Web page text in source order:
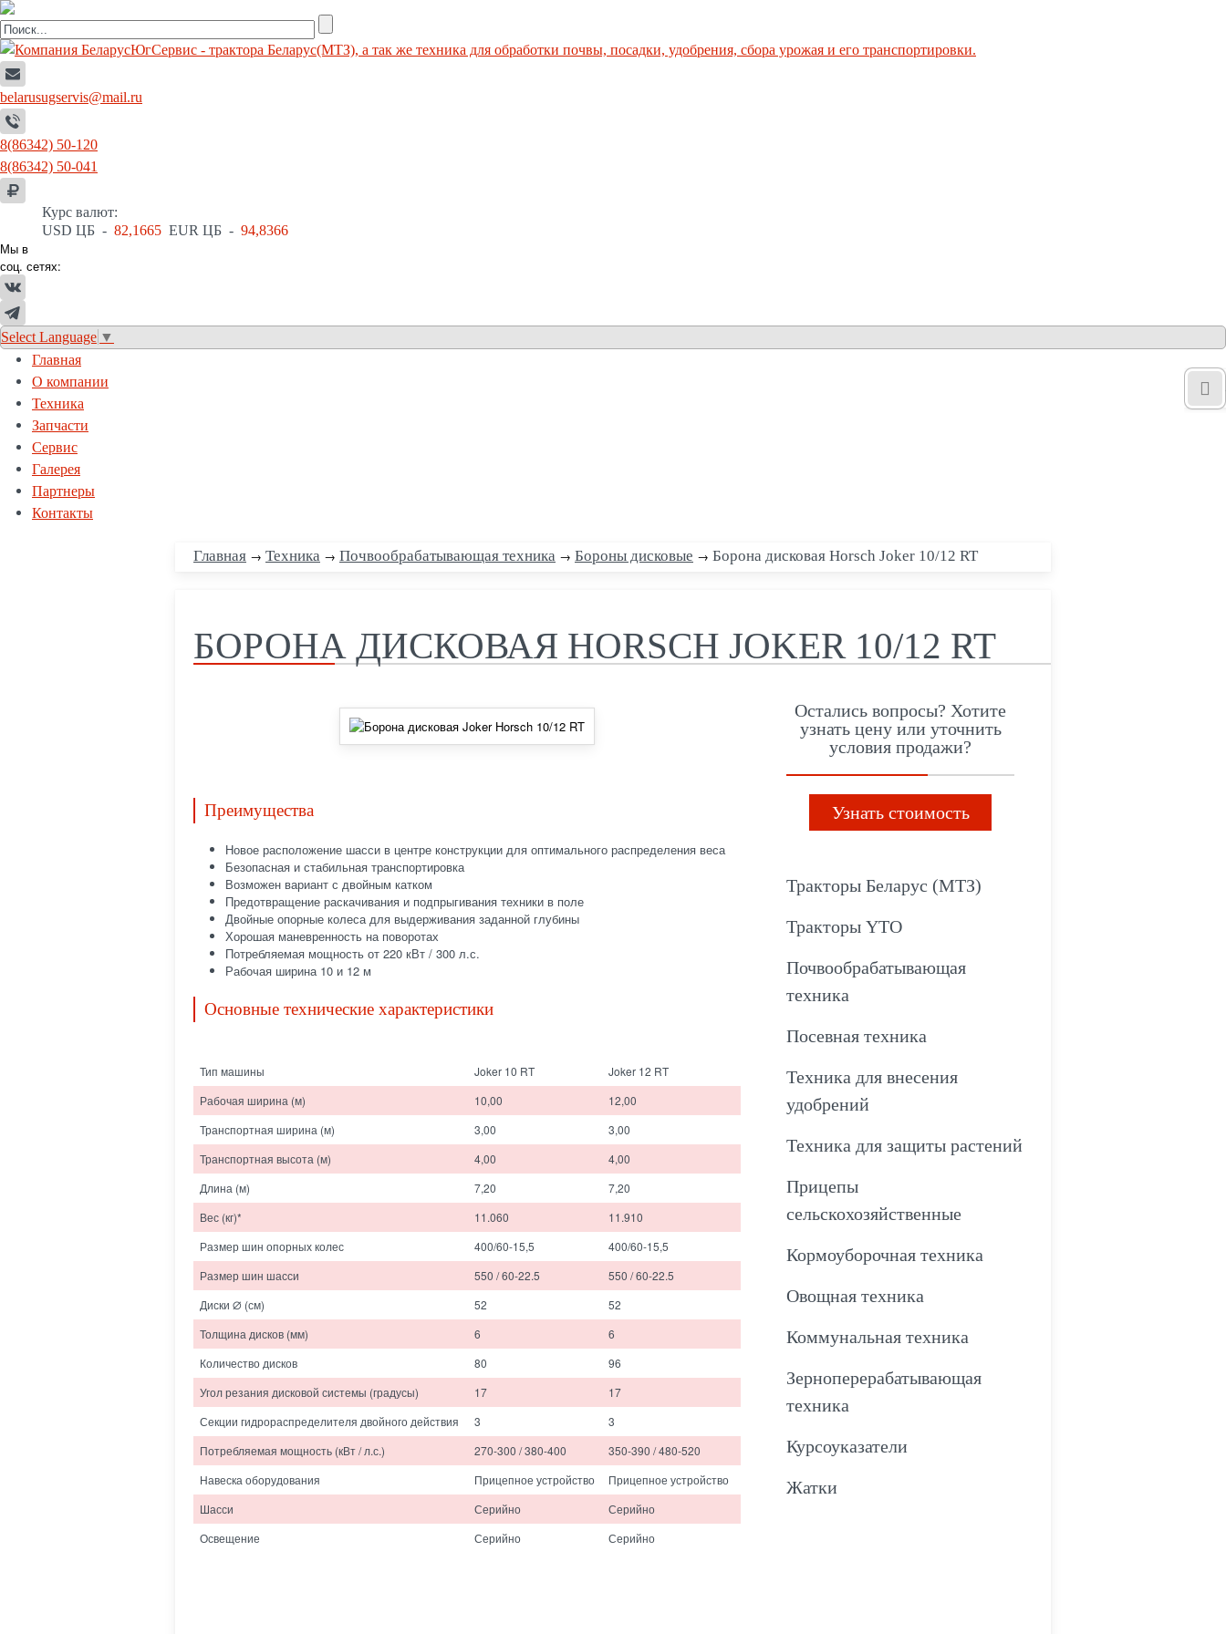
belarusugservis@mail.ru
8(86342) 50-120
8(86342) 50-041
Курс валют:
USD ЦБ - 82,1665 EUR ЦБ - 94,8366
Мы в
соц. сетях:
Select Language ▼
Главная
О компании
Техника
Запчасти
Сервис
Галерея
Партнеры
Контакты
Главная → Техника → Почвообрабатывающая техника → Бороны дисковые → Борона дисковая Horsch Joker 10/12 RT
БОРОНА ДИСКОВАЯ HORSCH JOKER 10/12 RT
Преимущества
Новое расположение шасси в центре конструкции для оптимального распределения веса
Безопасная и стабильная транспортировка
Возможен вариант с двойным катком
Предотвращение раскачивания и подпрыгивания техники в поле
Двойные опорные колеса для выдерживания заданной глубины
Хорошая маневренность на поворотах
Потребляемая мощность от 220 кВт / 300 л.с.
Рабочая ширина 10 и 12 м
Основные технические характеристики
Тип машины Joker 10 RT
Joker 12 RT
Рабочая ширина (м)
10,00
12,00
Транспортная ширина (м)
3,00
3,00
Транспортная высота (м)
4,00
4,00
Длина (м)
7,20
7,20
Вес (кг)*
11.060
11.910
Размер шин опорных колес
400/60-15,5
400/60-15,5
Размер шин шасси
550 / 60-22.5
550 / 60-22.5
Диски ∅ (см)
52
52
Толщина дисков (мм)
6
6
Количество дисков
80
96
Угол резания дисковой системы (градусы)
17
17
Секции гидрораспределителя двойного действия
3
3
Потребляемая мощность (кВт / л.с.)
270-300 / 380-400
350-390 / 480-520
Навеска оборудования
Прицепное устройство
Прицепное устройство
Шасси
Серийно
Серийно
Освещение
Серийно Серийно
Остались вопросы? Хотите
узнать цену или уточнить
условия продажи?
Узнать стоимость
Тракторы Беларус (МТЗ)
Тракторы YTO
Почвообрабатывающая
техника
Посевная техника
Техника для внесения
удобрений
Техника для защиты растений
Прицепы
сельскохозяйственные
Кормоуборочная техника
Овощная техника
Коммунальная техника
Зерноперерабатывающая
техника
Курсоуказатели
Жатки